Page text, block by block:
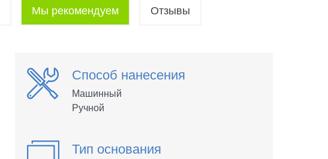
Мы рекомендуем Отзывы
Способ нанесения
Машинный
Ручной
Тип основания